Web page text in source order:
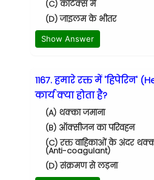
(C) कॉर्टेक्स में
(D) जाइलम के भीतर
Show Answer
1167. हमारे रक्त में 'हिपेरिन'
कार्य क्या होता है?
(A) थक्का जमाना
(B) ऑक्सीजन का परिवहन
(C) रक्त वाहिकाओं के अंदर
(Anti-coagulant)
(D) संक्रमण से लड़ना